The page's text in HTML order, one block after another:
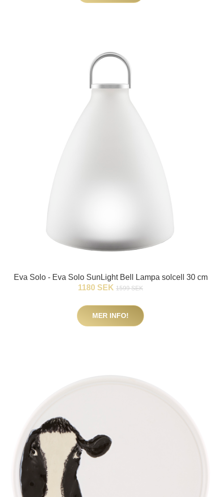
Eva Solo - Eva Solo SunLight Bell Lampa solcell 30 cm
1180 SEK 1599 SEK
MER INFO!